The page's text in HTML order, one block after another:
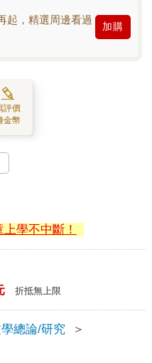
起，精選周邊看過
加購
評價
金幣
學不中斷！
折抵無上限
總論/研究
＞